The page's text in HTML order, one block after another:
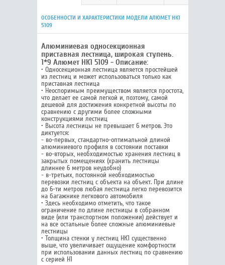
ОСОБЕННОСТИ И ХАРАКТЕРИСТИКИ МОДЕЛИ АЛЮМЕТ НК1
5109
Алюминиевая односекционная
приставная лестница, широкая ступень.
1*9 Алюмет НК1 5109 - Описание:
• Односекционная лестница является простейшей
из лестниц и может использоваться только как
приставная лестница
• Неоспоримым преимуществом является простота,
что делает ее самой легкой и, поэтому, самой
дешевой для достижения конкретной высоты по
сравнению с другими более сложными
конструкциями лестниц
• Высота лестницы не превышает 6 метров. Это
диктуется:
- во-первых, стандартно-оптимальной длиной
алюминиевого профиля в состоянии поставки
- во-вторых, необходимостью хранения лестниц в
закрытых помещениях (хранить лестницы
длиннее 6 метров неудобно)
- в-третьих, постоянной необходимостью
перевозки лестниц с объекта на объект. При длине
до 6-ти метров любая лестница легко перевозится
на багажнике легкового автомобиля
• Здесь необходимо отметить, что такое
ограничение по длине лестницы в собранном
виде (или транспортном положении) действует и
на все остальные более сложные алюминиевые
лестницы
• Толщина стенки у лестниц НК1 существенно
выше, что увеличивает ощущение комфортности
при использовании данных лестниц по сравнению
с серией Н1